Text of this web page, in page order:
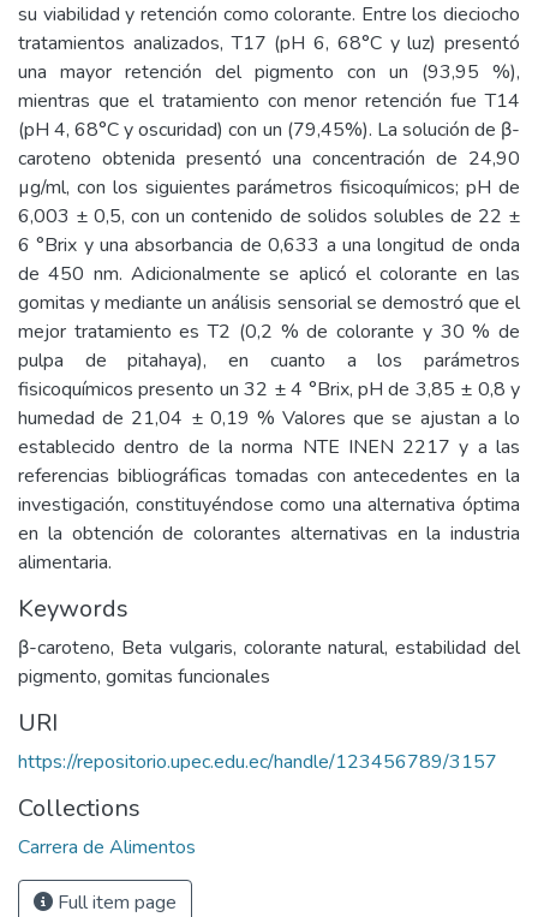
su viabilidad y retención como colorante. Entre los dieciocho
tratamientos analizados, T17 (pH 6, 68°C y luz) presentó
una mayor retención del pigmento con un (93,95 %),
mientras que el tratamiento con menor retención fue T14
(pH 4, 68°C y oscuridad) con un (79,45%). La solución de β-
caroteno obtenida presentó una concentración de 24,90
µg/ml, con los siguientes parámetros fisicoquímicos; pH de
6,003 ± 0,5, con un contenido de solidos solubles de 22 ±
6 °Brix y una absorbancia de 0,633 a una longitud de onda
de 450 nm. Adicionalmente se aplicó el colorante en las
gomitas y mediante un análisis sensorial se demostró que el
mejor tratamiento es T2 (0,2 % de colorante y 30 % de
pulpa de pitahaya), en cuanto a los parámetros
fisicoquímicos presento un 32 ± 4 °Brix, pH de 3,85 ± 0,8 y
humedad de 21,04 ± 0,19 % Valores que se ajustan a lo
establecido dentro de la norma NTE INEN 2217 y a las
referencias bibliográficas tomadas con antecedentes en la
investigación, constituyéndose como una alternativa óptima
en la obtención de colorantes alternativas en la industria
alimentaria.
Keywords
β-caroteno, Beta vulgaris, colorante natural, estabilidad del
pigmento, gomitas funcionales
URI
https://repositorio.upec.edu.ec/handle/123456789/3157
Collections
Carrera de Alimentos
Full item page